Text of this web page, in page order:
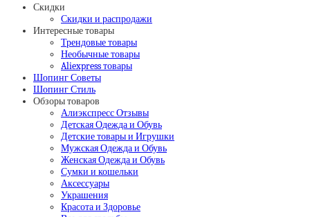
Скидки
Скидки и распродажи
Интересные товары
Трендовые товары
Необычные товары
Aliexpress товары
Шопинг Советы
Шопинг Стиль
Обзоры товаров
Алиэкспресс Отзывы
Детская Одежда и Обувь
Детские товары и Игрушки
Мужская Одежда и Обувь
Женская Одежда и Обувь
Сумки и кошельки
Аксессуары
Украшения
Красота и Здоровье